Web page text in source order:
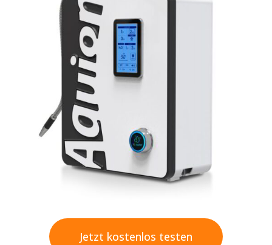
Jetzt kostenlos testen